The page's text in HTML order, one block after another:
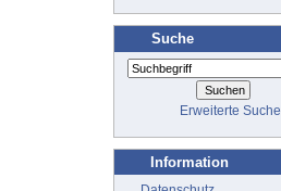
Suche
Erweiterte Suche
Information